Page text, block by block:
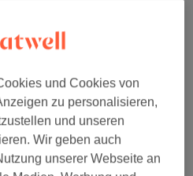
finden
und Cookies von
zu personalisieren,
und unseren
Wir geben auch
unserer Webseite an